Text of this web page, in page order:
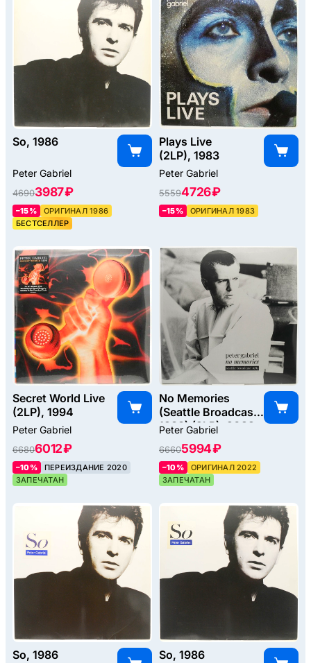
So, 1986
Peter Gabriel
46903987 ₽
–15%
ОРИГИНАЛ 1986
БЕСТСЕЛЛЕР
Plays Live
(2LP), 1983
Peter Gabriel
55594726 ₽
–15% ОРИГИНАЛ 1983
Secret World Live
(2LP), 1994
Peter Gabriel
66806012 ₽
–10%
ПЕРЕИЗДАНИЕ 2020
ЗАПЕЧАТАН
No Memories
(Seattle Broadcast
1983) (2LP), 2022
Peter Gabriel
66605994 ₽
–10%
ОРИГИНАЛ 2022
ЗАПЕЧАТАН
So, 1986 So, 1986